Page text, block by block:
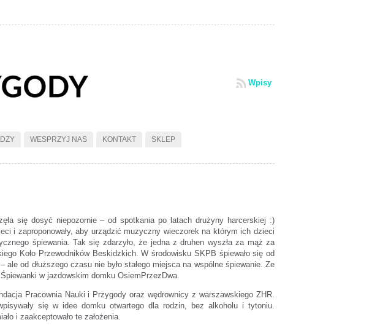
Wpisy
WESPRZYJ NAS KONTAKT
SKLEP
się dosyć niepozornie – od spotkania po latach drużyny harcerskiej :)
i zaproponowały, aby urządzić muzyczny wieczorek na którym ich dzieci
śpiewania. Tak się zdarzyło, że jedna z druhen wyszła za mąż za
Koło Przewodników Beskidzkich. W środowisku SKPB śpiewało się od
– ale od dłuższego czasu nie było stałego miejsca na wspólne śpiewanie. Ze
w jazdowskim domku OsiemPrzezDwa.
Pracownia Nauki i Przygody oraz wędrownicy z warszawskiego ZHR.
się w idee domku otwartego dla rodzin, bez alkoholu i tytoniu.
i zaakceptowało te założenia.